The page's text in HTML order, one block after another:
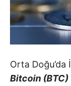
Orta Doğu’da
Bitcoin (BTC)